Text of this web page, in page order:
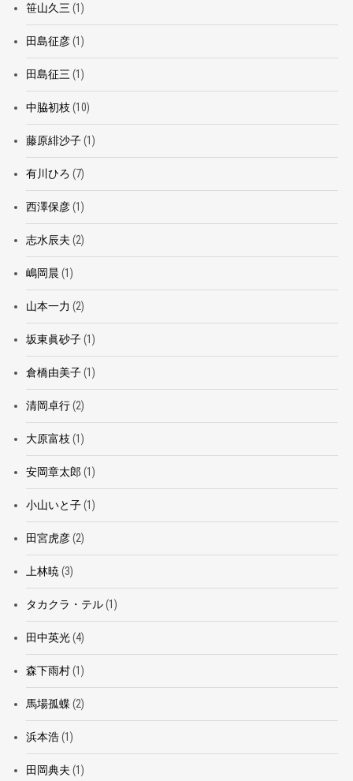
笹山久三 (1)
田島征彦(1)
田島征三 (1)
中脇初枝 (10)
藤原緋沙子(1)
有川ひろ (7)
西澤保彦(1)
志水辰夫 (2)
嶋岡晨 (1)
山本一力 (2)
坂東眞砂子(1)
倉橋由美子(1)
清岡卓行(2)
大原富枝 (1)
安岡章太郎 (1)
小山いと子(1)
田宮虎彦(2)
上林暁 (3)
タカクラ・テル(1)
田中英光(4)
森下雨村(1)
馬場孤蝶 (2)
浜本浩(1)
田岡典夫 (1)